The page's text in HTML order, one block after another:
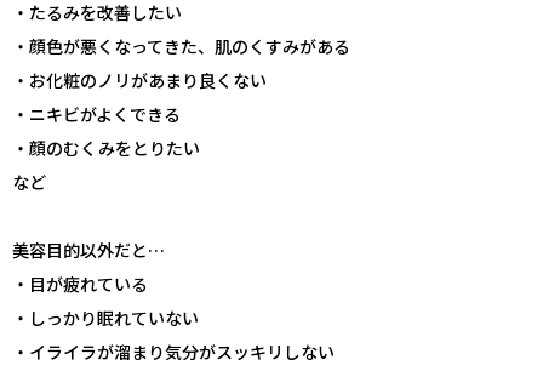
・たるみを改善したい
・顔色が悪くなってきた、肌のくすみがある
・お化粧のノリがあまり良くない
・ニキビがよくできる
・顔のむくみをとりたい
など
美容目的以外だと…
・目が疲れている
・しっかり眠れていない
・イライラが溜まり気分がスッキリしない